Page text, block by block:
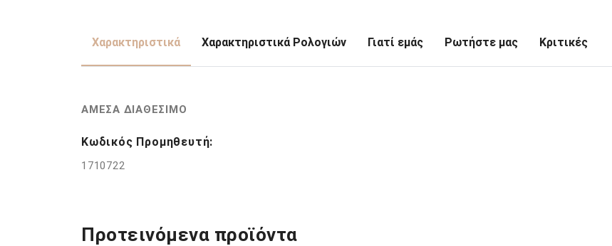
Χαρακτηριστικά Χαρακτηριστικά Ρολογιών Γιατί εμάς Ρωτήστε μας Κριτικές
ΑΜΕΣΑ ΔΙΑΘΕΣΙΜΟ
Κωδικός Προμηθευτή:
1710722
Προτεινόμενα προϊόντα